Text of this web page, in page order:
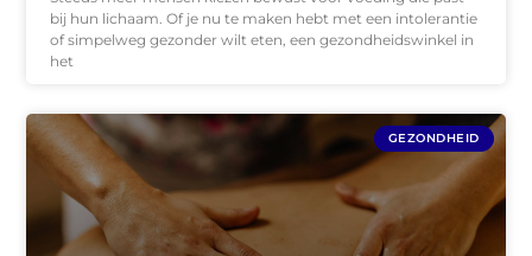
bij hun lichaam. Of je nu te maken hebt met een intolerantie
of simpelweg gezonder wilt eten, een gezondheidswinkel in
het
GEZONDHEID